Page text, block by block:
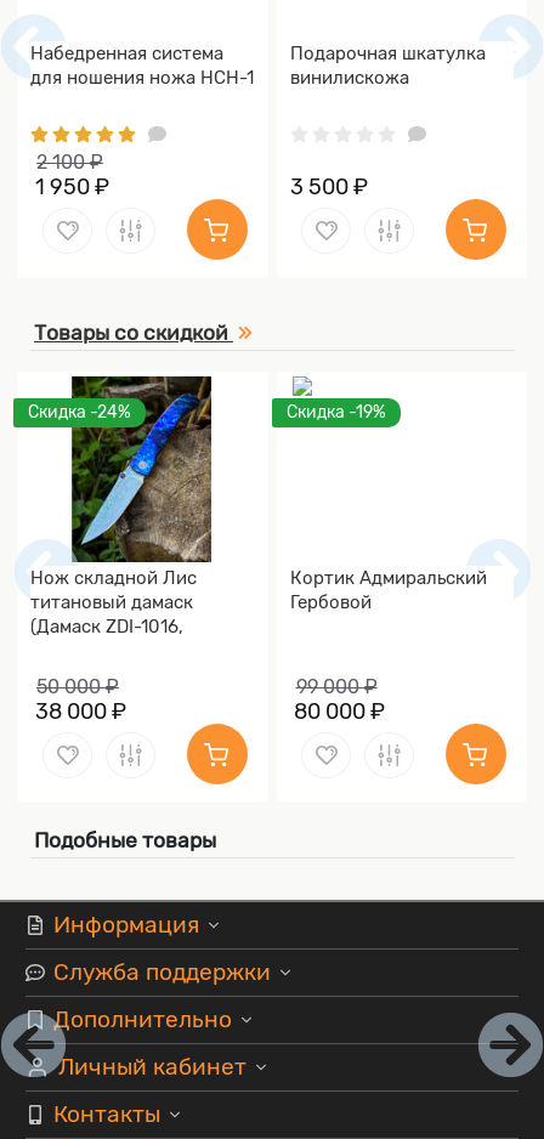
Набедренная система
для ношения ножа НСН-1
2 100 ₽
1 950 ₽
Подарочная шкатулка
винилискожа
3 500 ₽
Товары со скидкой
Скидка -24%
Нож складной Лис
титановый дамаск
(Дамаск ZDI-1016,
50 000 ₽
38 000 ₽
Скидка -19%
Кортик Адмиральский
Гербовой
99 000 ₽
80 000 ₽
Подобные товары
Информация
Служба поддержки
Дополнительно
Личный кабинет
Контакты